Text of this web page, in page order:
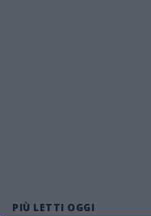
PIÙ LETTI OGGI